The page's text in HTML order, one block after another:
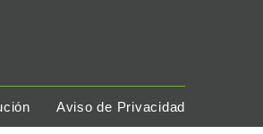
Aviso de Privacidad